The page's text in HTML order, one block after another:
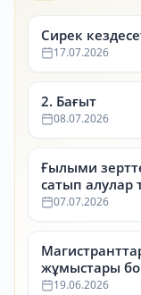
Сирек
17.07.2026
2. Бағыт
08.07.2026
Ғылыми
сатып алулар
07.07.2026
жұмыстары
19.06.2026